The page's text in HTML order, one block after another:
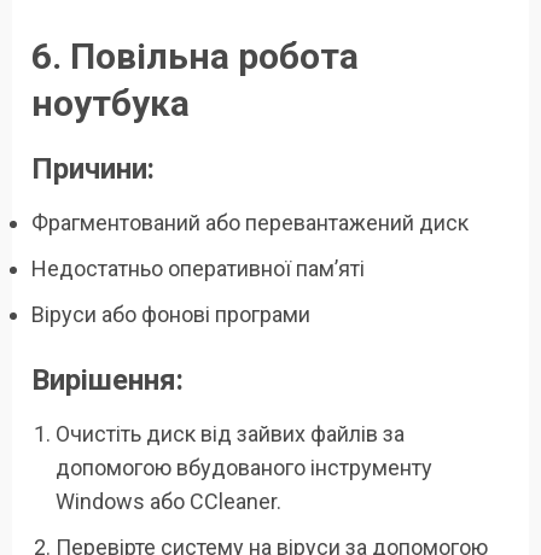
6. Повільна робота
ноутбука
Причини:
Фрагментований або перевантажений диск
Недостатньо оперативної пам’яті
Віруси або фонові програми
Вирішення:
Очистіть диск від зайвих файлів за
допомогою вбудованого інструменту
Windows або CCleaner.
Перевірте систему на віруси за допомогою